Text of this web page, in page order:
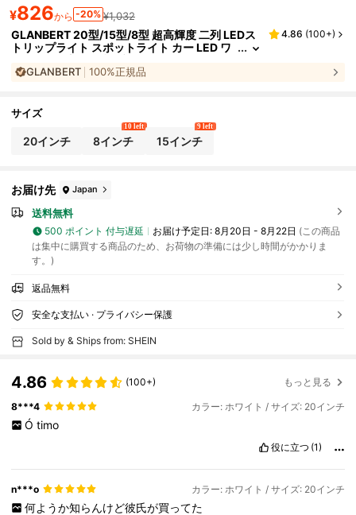
¥826から -20% ¥1,032
GLANBERT 20型/15型/8型 超高輝度 二列 LEDス
トリップライト スポットライト カー LED ワ
ト コンボ 密閉型 トラクター、4×4、オフロー
4.86 (100+)
GLANBERT 100%正規品
サイズ
20インチ 8インチ
10 left
15インチ
9 left
お届け先 Japan
送料無料
500 ポイント 付与遅延 お届け予定日: 8月20日 - 8月22日 (この商品
は集中に購買する商品のため、お荷物の準備には少し時間がかかりま
す。)
返品無料
安全な支払い · プライバシー保護
Sold by & Ships from: SHEIN
4.86 (100+) もっと見る
8***4 カラー: ホワイト / サイズ: 20インチ
Ó timo
役に立つ (1)
n***o カラー: ホワイト / サイズ: 20インチ
何ようか知らんけど彼氏が買ってた